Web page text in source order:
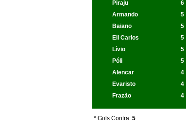
Piraju
6
Armando
5
Baiano
5
Eli Carlos
5
Lívio
5
Póli
5
Alencar
4
Evaristo
4
Frazão
4
* Gols Contra: 5